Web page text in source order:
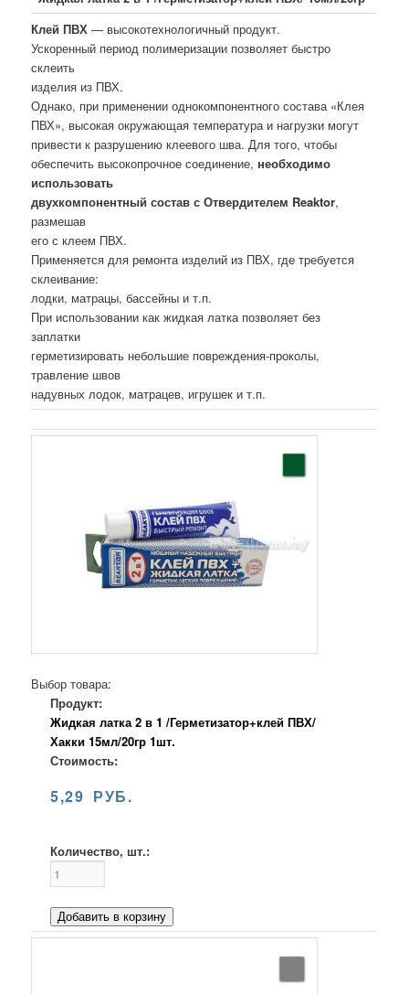
Клей ПВХ — высокотехнологичный продукт.
Ускоренный период полимеризации позволяет быстро
склеить
изделия из ПВХ.
Однако, при применении однокомпонентного состава «Клея
ПВХ», высокая окружающая температура и нагрузки могут
привести к разрушению клеевого шва. Для того, чтобы
обеспечить высокопрочное соединение, необходимо
использовать
двухкомпонентный состав с Отвердителем Reaktor,
размешав
его с клеем ПВХ.
Применяется для ремонта изделий из ПВХ, где требуется
склеивание:
лодки, матрацы, бассейны и т.п.
При использовании как жидкая латка позволяет без
заплатки
герметизировать небольшие повреждения-проколы,
травление швов
надувных лодок, матрацев, игрушек и т.п.
Выбор товара:
Продукт:
Жидкая латка 2 в 1 /Герметизатор+клей ПВХ/
Хакки 15мл/20гр 1шт.
Стоимость:
5,29 РУБ.
Количество, шт.:
Добавить в корзину